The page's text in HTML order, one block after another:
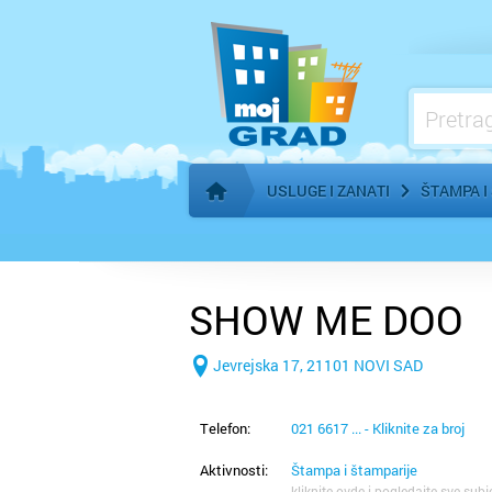
Početna stranica
USLUGE I ZANATI ŠTAMPA
Marketing
Meso, proizvodnja i prerada
Nekretnine - iznajmljivanje
SHOW ME DOO
Jevrejska 17, 21101 NOVI SAD
Telefon: 021 6617 ... - Kliknite za broj
Aktivnosti: Štampa i štamparije